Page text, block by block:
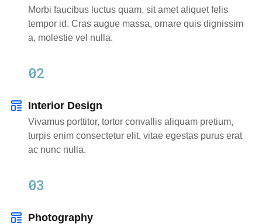
Morbi faucibus luctus quam, sit amet aliquet felis
tempor id. Cras augue massa, ornare quis dignissim
a, molestie vel nulla.
02
Interior Design
Vivamus porttitor, tortor convallis aliquam pretium,
turpis enim consectetur elit, vitae egestas purus erat
ac nunc nulla.
03
Photography